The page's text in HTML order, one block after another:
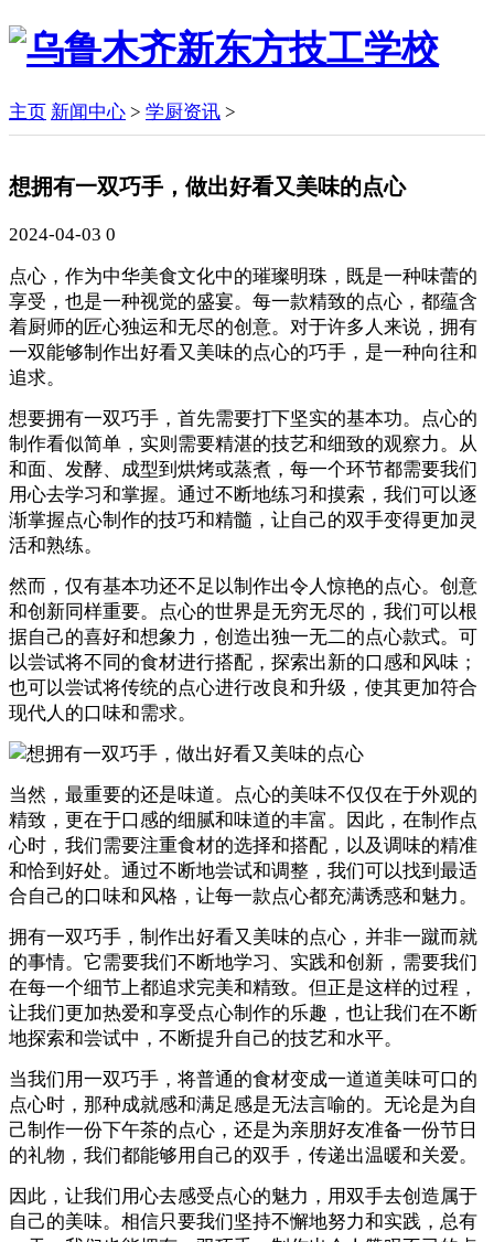
主页 新闻中心 > 学厨资讯 >
想拥有一双巧手，做出好看又美味的点心
2024-04-03 0
点心，作为中华美食文化中的璀璨明珠，既是一种味蕾的
享受，也是一种视觉的盛宴。每一款精致的点心，都蕴含
着厨师的匠心独运和无尽的创意。对于许多人来说，拥有
一双能够制作出好看又美味的点心的巧手，是一种向往和
追求。
想要拥有一双巧手，首先需要打下坚实的基本功。点心的
制作看似简单，实则需要精湛的技艺和细致的观察力。从
和面、发酵、成型到烘烤或蒸煮，每一个环节都需要我们
用心去学习和掌握。通过不断地练习和摸索，我们可以逐
渐掌握点心制作的技巧和精髓，让自己的双手变得更加灵
活和熟练。
然而，仅有基本功还不足以制作出令人惊艳的点心。创意
和创新同样重要。点心的世界是无穷无尽的，我们可以根
据自己的喜好和想象力，创造出独一无二的点心款式。可
以尝试将不同的食材进行搭配，探索出新的口感和风味；
也可以尝试将传统的点心进行改良和升级，使其更加符合
现代人的口味和需求。
当然，最重要的还是味道。点心的美味不仅仅在于外观的
精致，更在于口感的细腻和味道的丰富。因此，在制作点
心时，我们需要注重食材的选择和搭配，以及调味的精准
和恰到好处。通过不断地尝试和调整，我们可以找到最适
合自己的口味和风格，让每一款点心都充满诱惑和魅力。
拥有一双巧手，制作出好看又美味的点心，并非一蹴而就
的事情。它需要我们不断地学习、实践和创新，需要我们
在每一个细节上都追求完美和精致。但正是这样的过程，
让我们更加热爱和享受点心制作的乐趣，也让我们在不断
地探索和尝试中，不断提升自己的技艺和水平。
当我们用一双巧手，将普通的食材变成一道道美味可口的
点心时，那种成就感和满足感是无法言喻的。无论是为自
己制作一份下午茶的点心，还是为亲朋好友准备一份节日
的礼物，我们都能够用自己的双手，传递出温暖和关爱。
因此，让我们用心去感受点心的魅力，用双手去创造属于
自己的美味。相信只要我们坚持不懈地努力和实践，总有